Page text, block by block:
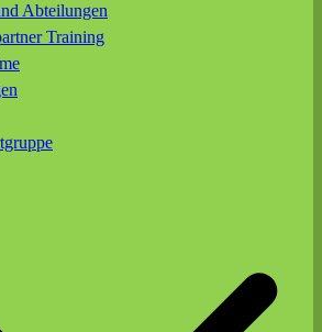
Abteilungen
Training